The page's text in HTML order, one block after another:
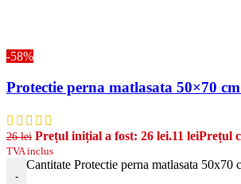
-58%
Protectie perna matlasata 50×70
26lei Prețul inițial a fost: 26 lei.11 leiPrețul
TVA inclus
-
Cantitate Protectie perna matlasata 50x70